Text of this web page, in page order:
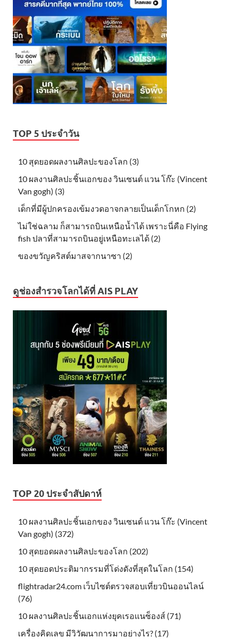
TOP 5 ประจำวัน
10 สุดยอดผลงานศิลปะของโลก (3)
10 ผลงานศิลปะชิ้นเอกของ วินเซนต์ แวน โก๊ะ (Vincent
Van gogh) (3)
เด็กที่มีผู้ปกครองเข้มงวดอาจกลายเป็นเด็กโกหก (2)
ไม่ใช่ฉลาม ก็สามารถบินเหนือน้ำได้ เพราะนี่คือ Flying
fish ปลาที่สามารถบินอยู่เหนือทะเลได้ (2)
ของขวัญคริสต์มาสจากนาซา (2)
ดูช่องสำรวจโลกได้ที่ AIS PLAY
TOP 20 ประจำสัปดาห์
10 ผลงานศิลปะชิ้นเอกของ วินเซนต์ แวน โก๊ะ (Vincent
Van gogh) (372)
10 สุดยอดผลงานศิลปะของโลก (202)
10 สุดยอดประติมากรรมที่โด่งดังที่สุดในโลก (154)
flightradar24.com เว็บไซต์ตรวจสอบเที่ยวบินออนไลน์
(76)
10 ผลงานศิลปะชิ้นเอกแห่งยุคเรอแนซ็องส์ (71)
เครื่องคิดเลข มีวิวัฒนาการมาอย่างไร? (17)